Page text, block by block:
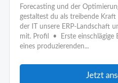
Forecasting und der
gestaltest du als treibende
der IT unsere ERP-Landschaft
mit. Profil • Erste einschlägige
eines produzierenden...
Jetzt